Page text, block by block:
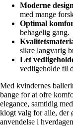
Moderne
med mange
Optimal
behagelig gang.
sikre langvarig
Let
vedligeholde til
Med kvindernes
bange for at ofre
elegance, samtidig
klogt valg for alle, der
anvendelse i